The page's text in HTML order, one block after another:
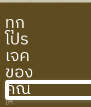
ทุก
โปร
เจค
ของ
คุณ
ให้